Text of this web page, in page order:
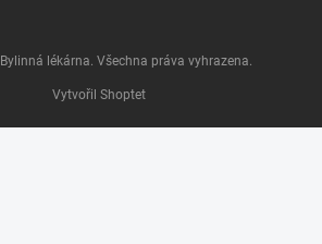
Vytvořil Shoptet
Bylinná lékárna. Všechna práva vyhrazena.